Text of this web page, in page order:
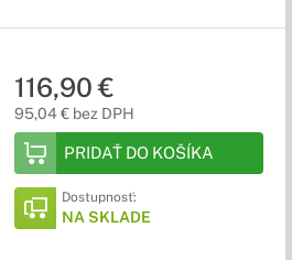
116,90 €
95,04 € bez DPH
PRIDAŤ DO KOŠÍKA
Dostupnosť:
NA SKLADE